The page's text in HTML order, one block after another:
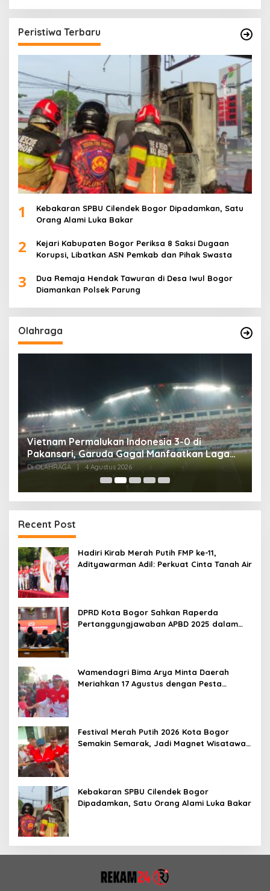
Peristiwa Terbaru
1
Kebakaran SPBU Cilendek Bogor Dipadamkan, Satu
Orang Alami Luka Bakar
2
Kejari Kabupaten Bogor Periksa 8 Saksi Dugaan
Korupsi, Libatkan ASN Pemkab dan Pihak Swasta
3
Dua Remaja Hendak Tawuran di Desa Iwul Bogor
Diamankan Polsek Parung
Olahraga
Vietnam Permalukan Indonesia 3-0 di
Pakansari, Garuda Gagal Manfaatkan Laga
Kandang
Di OLAHRAGA 4 Agustus 2026
Recent Post
Hadiri Kirab Merah Putih FMP ke-11,
Adityawarman Adil: Perkuat Cinta Tanah Air
DPRD Kota Bogor Sahkan Raperda
Pertanggungjawaban APBD 2025 dalam
Wamendagri Bima Arya Minta Daerah
Meriahkan 17 Agustus dengan Pesta
Festival Merah Putih 2026 Kota Bogor
Semakin Semarak, Jadi Magnet Wisatawan
Kebakaran SPBU Cilendek Bogor
Dipadamkan, Satu Orang Alami Luka Bakar